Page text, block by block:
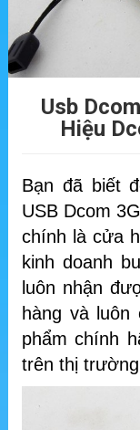
Usb
Hiệu
Bạn đã biết
USB Dcom
chính là cửa
kinh doanh
luôn nhận
hàng và
phẩm chính
trên thị